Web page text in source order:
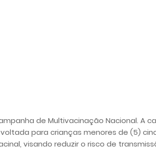
de Multivacinação Nacional. A
para crianças menores de (5)
visando reduzir o risco de